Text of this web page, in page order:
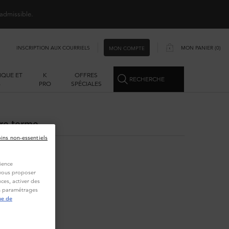
INSCRIPTION AUX COURRIELS MON COMPTE MON PANIER 0
0 PRODUCT IN CART
ET
K
PRO
OFFRES
SPÉCIALES
RECHERCHE
terme.
proposer
activer des
paramétrages
de
non-essentiels